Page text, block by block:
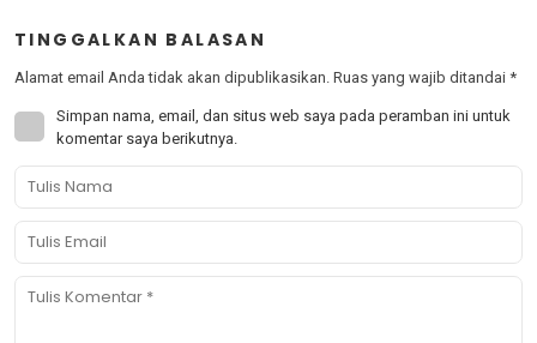
TINGGALKAN BALASAN
Alamat email Anda tidak akan dipublikasikan. Ruas yang wajib ditandai *
Simpan nama, email, dan situs web saya pada peramban ini untuk
komentar saya berikutnya.